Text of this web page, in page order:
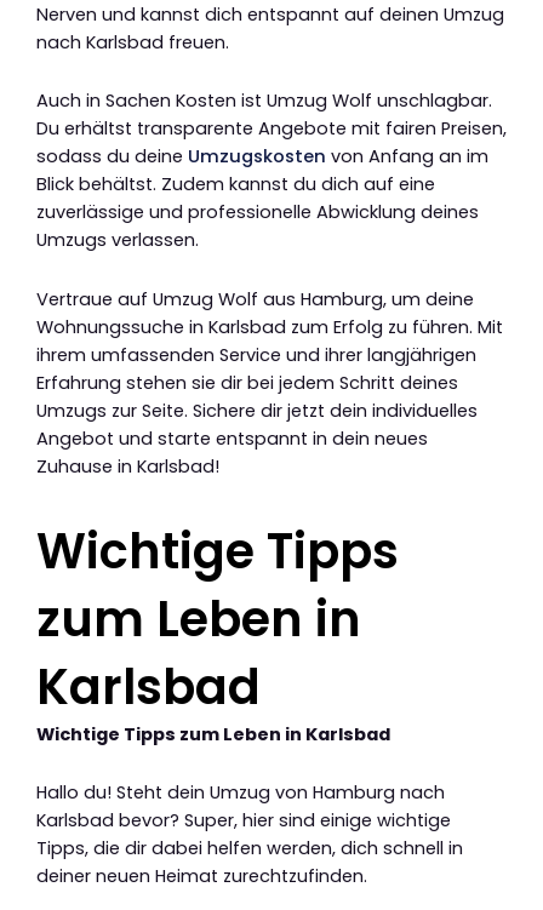
Nerven und kannst dich entspannt auf deinen Umzug
nach Karlsbad freuen.
Auch in Sachen Kosten ist Umzug Wolf unschlagbar.
Du erhältst transparente Angebote mit fairen Preisen,
sodass du deine Umzugskosten von Anfang an im
Blick behältst. Zudem kannst du dich auf eine
zuverlässige und professionelle Abwicklung deines
Umzugs verlassen.
Vertraue auf Umzug Wolf aus Hamburg, um deine
Wohnungssuche in Karlsbad zum Erfolg zu führen. Mit
ihrem umfassenden Service und ihrer langjährigen
Erfahrung stehen sie dir bei jedem Schritt deines
Umzugs zur Seite. Sichere dir jetzt dein individuelles
Angebot und starte entspannt in dein neues
Zuhause in Karlsbad!
Wichtige Tipps
zum Leben in
Karlsbad
Wichtige Tipps zum Leben in Karlsbad
Hallo du! Steht dein Umzug von Hamburg nach
Karlsbad bevor? Super, hier sind einige wichtige
Tipps, die dir dabei helfen werden, dich schnell in
deiner neuen Heimat zurechtzufinden.